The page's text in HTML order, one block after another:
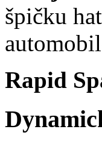
špičku
Rapid